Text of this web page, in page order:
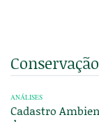
Conservação
ANÁLISES
Cadastro